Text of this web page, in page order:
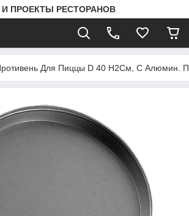
ПРОЕКТЫ РЕСТОРАНОВ
Для Пиццы D 40 H2См, С Алюмин.